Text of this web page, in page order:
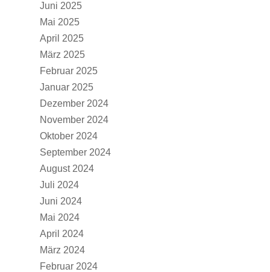
Juni 2025
Mai 2025
April 2025
März 2025
Februar 2025
Januar 2025
Dezember 2024
November 2024
Oktober 2024
September 2024
August 2024
Juli 2024
Juni 2024
Mai 2024
April 2024
März 2024
Februar 2024